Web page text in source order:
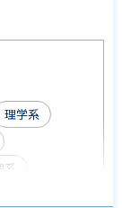
理学系
系